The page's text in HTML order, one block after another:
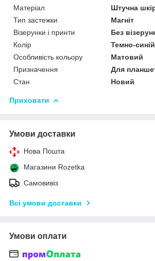
Матеріал
Штучна
Тип застежки
Магніт
Візерунки і принти
Без
Колір
Темно-синій
Особливість кольору
Матовий
Призначення
Для
Стан
Новий
Приховати
Умови доставки
Нова Пошта
Магазини Rozetka
Самовивіз
Всі умови доставки
Умови оплати